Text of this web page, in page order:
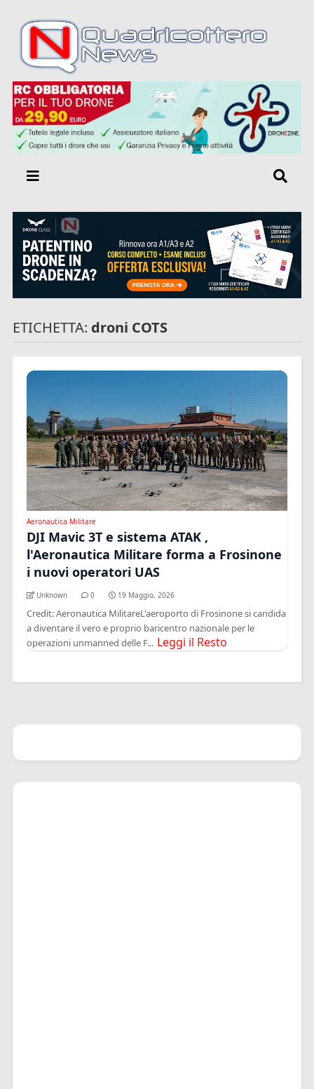
ETICHETTA: droni COTS
Aeronautica Militare
DJI Mavic 3T e sistema ATAK ,
l'Aeronautica Militare forma a Frosinone
i nuovi operatori UAS
Unknown 0 19 Maggio, 2026
Credit: Aeronautica MilitareL'aeroporto di Frosinone si candida
a diventare il vero e proprio baricentro nazionale per le
operazioni unmanned delle F... Leggi il Resto